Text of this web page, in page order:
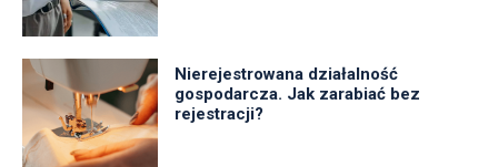
Nierejestrowana działalność
gospodarcza. Jak zarabiać bez
rejestracji?